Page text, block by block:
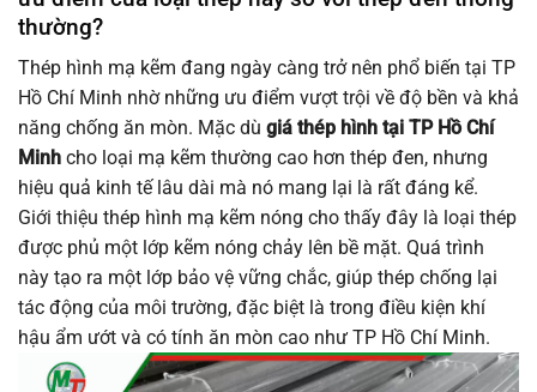
thường?
Thép hình mạ kẽm đang ngày càng trở nên phổ biến tại TP
Hồ Chí Minh nhờ những ưu điểm vượt trội về độ bền và khả
năng chống ăn mòn. Mặc dù giá thép hình tại TP Hồ Chí
Minh cho loại mạ kẽm thường cao hơn thép đen, nhưng
hiệu quả kinh tế lâu dài mà nó mang lại là rất đáng kể.
Giới thiệu thép hình mạ kẽm nóng cho thấy đây là loại thép
được phủ một lớp kẽm nóng chảy lên bề mặt. Quá trình
này tạo ra một lớp bảo vệ vững chắc, giúp thép chống lại
tác động của môi trường, đặc biệt là trong điều kiện khí
hậu ẩm ướt và có tính ăn mòn cao như TP Hồ Chí Minh.